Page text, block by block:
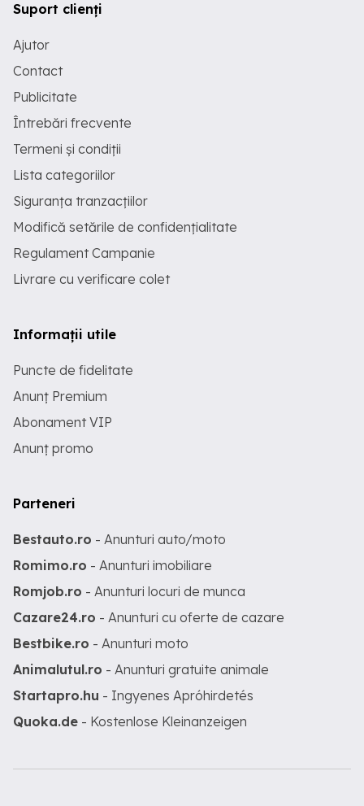
Suport clienți
Ajutor
Contact
Publicitate
Întrebări frecvente
Termeni și condiții
Lista categoriilor
Siguranța tranzacțiilor
Modifică setările de confidențialitate
Regulament Campanie
Livrare cu verificare colet
Informații utile
Puncte de fidelitate
Anunț Premium
Abonament VIP
Anunț promo
Parteneri
Bestauto.ro - Anunturi auto/moto
Romimo.ro - Anunturi imobiliare
Romjob.ro - Anunturi locuri de munca
Cazare24.ro - Anunturi cu oferte de cazare
Bestbike.ro - Anunturi moto
Animalutul.ro - Anunturi gratuite animale
Startapro.hu - Ingyenes Apróhirdetés
Quoka.de - Kostenlose Kleinanzeigen